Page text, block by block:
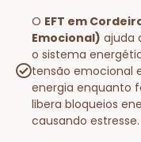
O EFT em
Emocional) ajuda
o sistema
tensão emocional
energia enquanto
libera bloqueios
causando estresse.